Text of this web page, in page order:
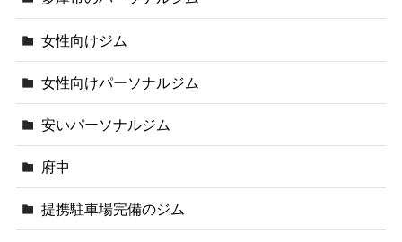
女性向けジム
女性向けパーソナルジム
安いパーソナルジム
府中
提携駐車場完備のジム